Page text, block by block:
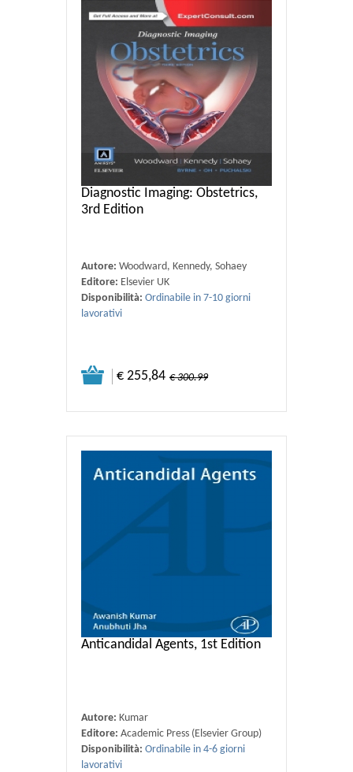
Diagnostic Imaging: Obstetrics,
3rd Edition
Autore: Woodward, Kennedy, Sohaey
Editore: Elsevier UK
Disponibilità: Ordinabile in 7-10 giorni
lavorativi
€ 255,84 € 300.99
Anticandidal Agents, 1st Edition
Autore: Kumar
Editore: Academic Press (Elsevier Group)
Disponibilità: Ordinabile in 4-6 giorni
lavorativi